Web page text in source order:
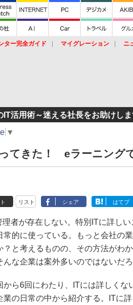
ター完全ガイド マイグレーション ニ
IT活用術～迷える社長をお助けし
▼
てきた！ eラーニング
リスト シェア はてブ
者が存在しない。特別ITに詳しい
常的に使っている。もっと会社の
？と考えるものの、その方法がわ
な企業は案外多いのではないだろ
ら6回にわたり、ITには詳しくな
業の日常の中から紹介する。ITに